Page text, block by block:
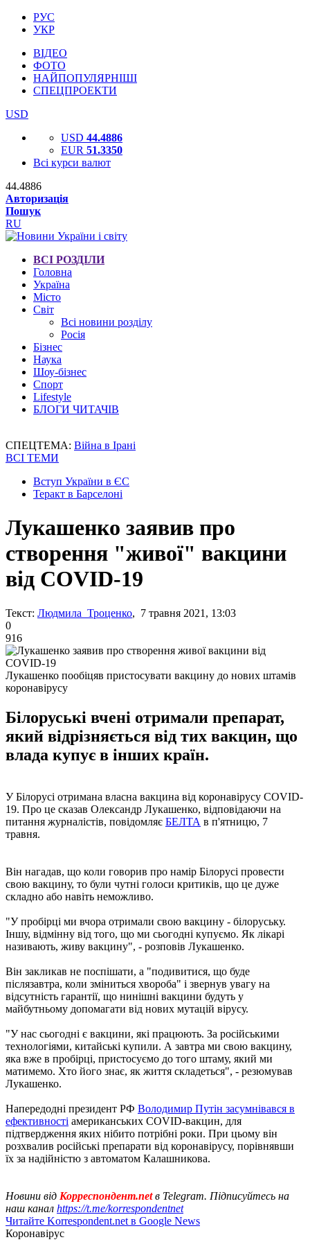
РУС
УКР
ВІДЕО
ФОТО
НАЙПОПУЛЯРНІШІ
СПЕЦПРОЕКТИ
USD
USD 44.4886
EUR 51.3350
Всі курси валют
44.4886
Авторизація
Пошук
RU
ВСІ РОЗДІЛИ
Головна
Україна
Місто
Світ
Всі новини розділу
Росія
Бізнес
Наука
Шоу-бізнес
Спорт
Lifestyle
БЛОГИ ЧИТАЧІВ
СПЕЦТЕМА: Війна в Ірані
ВСІ ТЕМИ
Вступ України в ЄС
Теракт в Барселоні
Лукашенко заявив про
створення "живої" вакцини
від COVID-19
Текст: Людмила Троценко, 7 травня 2021, 13:03
0
916
Лукашенко пообіцяв пристосувати вакцину до нових штамів
коронавірусу
Білоруські вчені отримали препарат,
який відрізняється від тих вакцин, що
влада купує в інших країн.
У Білорусі отримана власна вакцина від коронавірусу COVID-
19. Про це сказав Олександр Лукашенко, відповідаючи на
питання журналістів, повідомляє БЕЛТА в п'ятницю, 7
травня.
Він нагадав, що коли говорив про намір Білорусі провести
свою вакцину, то були чутні голоси критиків, що це дуже
складно або навіть неможливо.
"У пробірці ми вчора отримали свою вакцину - білоруську.
Іншу, відмінну від того, що ми сьогодні купуємо. Як лікарі
називають, живу вакцину", - розповів Лукашенко.
Він закликав не поспішати, а "подивитися, що буде
післязавтра, коли зміниться хвороба" і звернув увагу на
відсутність гарантії, що нинішні вакцини будуть у
майбутньому допомагати від нових мутацій вірусу.
"У нас сьогодні є вакцини, які працюють. За російськими
технологіями, китайські купили. А завтра ми свою вакцину,
яка вже в пробірці, пристосуємо до того штаму, який ми
матимемо. Хто його знає, як життя складеться", - резюмував
Лукашенко.
Напередодні президент РФ Володимир Путін засумнівався в
ефективності американських COVID-вакцин, для
підтвердження яких нібито потрібні роки. При цьому він
розхвалив російські препарати від коронавірусу, порівнявши
їх за надійністю з автоматом Калашникова.
Новини від Корреспондент.netв Telegram. Підписуйтесь на
наш канал https://t.me/korrespondentnet
Читайте Korrespondent.net в Google News
Коронавірус